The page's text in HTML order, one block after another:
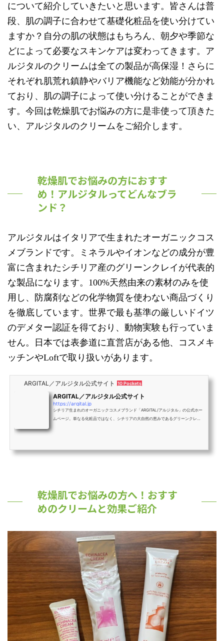
について紹介していきたいと思います。皆さんは普
段、肌の調子に合わせて基礎化粧品を使い分けてい
ますか？自分の肌の状態はもちろん、朝夕や季節な
どによって必要なスキンケアは変わってきます。ア
ルジタルのクリームは全ての製品が高保湿！さらに
それぞれ肌荒れ鎮静やバリア機能など効能が分かれ
ており、肌の調子によって使い分けることができま
す。今回は乾燥肌でお悩みの方に是非使って頂きた
い、アルジタルのクリームをご紹介します。
乾燥肌でお悩みの方におすす
め！アルジタルってどんなブラ
ンド？
アルジタルはイタリアで生まれたオーガニックコス
メブランドです。ミネラルやイオンなどの成分が豊
富に含まれたシチリア産のグリーンクレイが代表的
な製品になります。100%天然由来の素材のみを使
用し、防腐剤などの化学物質を使わない商品づくり
を徹底しています。世界で最も基準の厳しいドイツ
のデメター認証を得ており、動物実験も行っていま
せん。日本では表参道に直営店がある他、コスメキ
ッチンやLoftで取り扱いがあります。
ARGITAL／アルジタル公式サイト 10 Pockets
ARGITAL／アルジタル公式サイト
https://argital.jp
シチリア生まれのオーガニックコスメブランド「ARGITAL/アルジタル」の公式ホー
ムページ。単なる化粧品ではなく、シチリアの大自然の恵みであるグリーンクレイ
乾燥肌でお悩みの方へ！おすす
めのクリームと効果ご紹介